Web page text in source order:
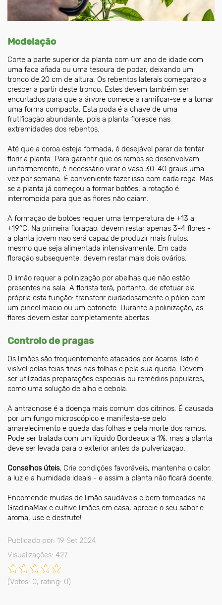
Modelação
Corte a parte superior da planta com um ano de idade com
uma faca afiada ou uma tesoura de podar, deixando um
tronco de 20 cm de altura. Os rebentos laterais começarão a
crescer a partir deste tronco. Estes devem também ser
encurtados para que a árvore comece a ramificar-se e a tomar
uma forma compacta. Esta poda é a chave de uma
frutificação abundante, pois a planta floresce nas
extremidades dos rebentos.
Até que a coroa esteja formada, é desejável parar de tentar
florir a planta. Para garantir que os ramos se desenvolvam
uniformemente, é necessário virar o vaso 30-40 graus uma
vez por semana. É conveniente fazer isso com cada rega. Mas
se a planta já começou a formar botões, a rotação é
interrompida para que as flores não caiam.
A formação de botões requer uma temperatura de +13 a
+19°C. Na primeira floração, devem restar apenas 3-4 flores -
a planta jovem não será capaz de produzir mais frutos,
mesmo que seja alimentada intensivamente. Em cada
floração subsequente, devem restar mais dois ovários.
O limão requer a polinização por abelhas que não estão
presentes na sala. A florista terá, portanto, de efetuar ela
própria esta função: transferir cuidadosamente o pólen com
um pincel macio ou um cotonete. Durante a polinização, as
flores devem estar completamente abertas.
Controlo de pragas
Os limões são frequentemente atacados por ácaros. Isto é
visível pelas teias finas nas folhas e pela sua queda. Devem
ser utilizadas preparações especiais ou remédios populares,
como uma solução de alho e cebola.
A antracnose é a doença mais comum dos citrinos. É causada
por um fungo microscópico e manifesta-se pelo
amarelecimento e queda das folhas e pela morte dos ramos.
Pode ser tratada com um líquido Bordeaux a 1%, mas a planta
deve ser levada para o exterior antes da pulverização.
Conselhos úteis. Crie condições favoráveis, mantenha o calor,
a luz e a humidade ideais - e assim a planta não ficará doente.
Encomende mudas de limão saudáveis e bem torneadas na
GradinaMax e cultive limões em casa, aprecie o seu sabor e
aroma, use e desfrute!
Publicado por: 19 Set 2024
Visualizações: 427
(Votos: 0, rating: 0)